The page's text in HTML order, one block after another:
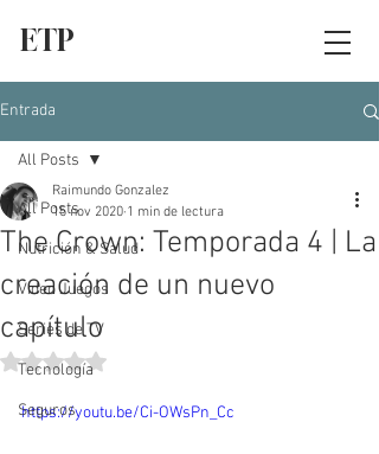
ETP
Entrada
All Posts
Nutrición & Salud
Video Juegos
Series de TV
Tecnología
Seguros
All Posts
The Crown: Temporada 4 | La
creación de un nuevo
capítulo
Raimundo Gonzalez
15 nov 2020 1 min de lectura
Obtuvo NaN de 5 estrellas.
https://youtu.be/Ci-OWsPn_Cc